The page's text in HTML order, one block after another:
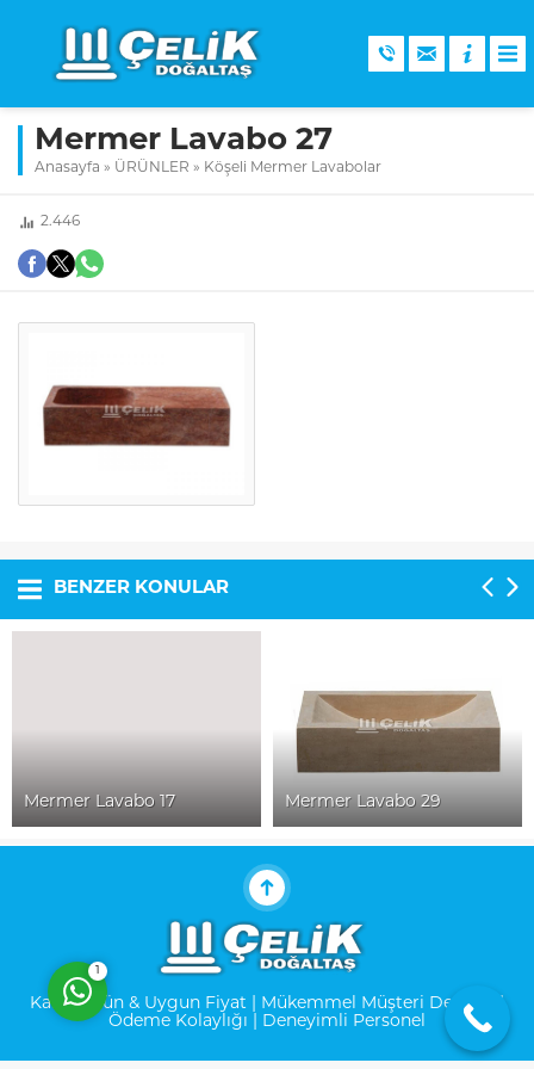
Mermer Lavabo 27
Anasayfa » ÜRÜNLER » Köşeli Mermer Lavabolar
2.446
BENZER KONULAR
Mermer Lavabo 17 Mermer Lavabo 29
Cevap Yaz
1
Kalite Ürün & Uygun Fiyat | Mükemmel Müşteri Desteği |
Ödeme Kolaylığı | Deneyimli Personel